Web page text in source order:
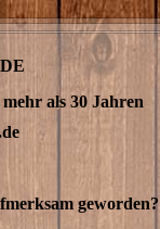
als 30 Jahren
geworden?